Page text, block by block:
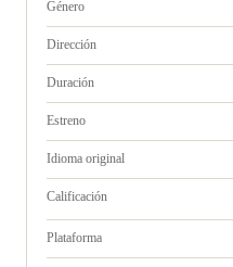
Género
Dirección
Duración
Estreno
Idioma original
Calificación
Plataforma